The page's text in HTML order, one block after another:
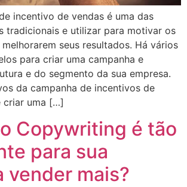
incentivo de vendas é uma das
tradicionais e utilizar para motivar os
seus resultados. Há vários
para criar uma campanha e
e do segmento da sua empresa.
da campanha de incentivos de
criar uma […]
Copywriting é tão
para sua
vender mais?